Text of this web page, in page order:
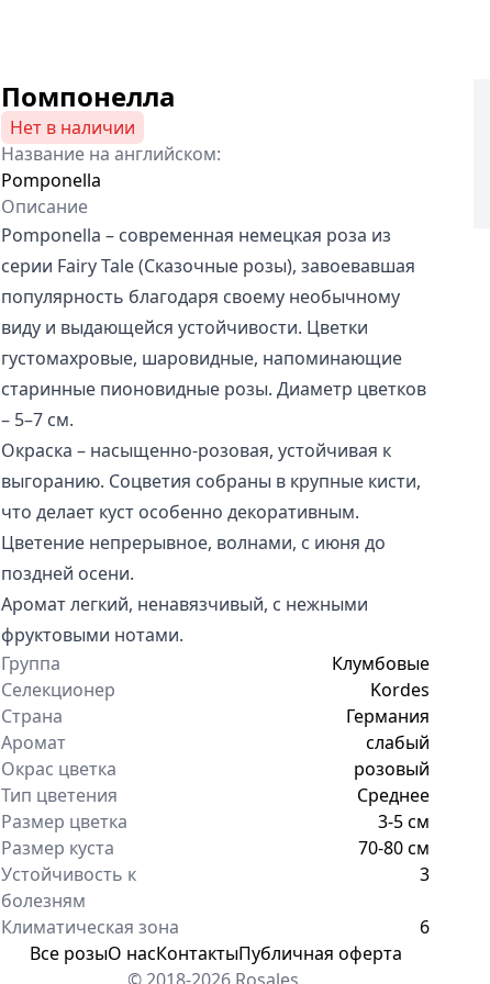
Помпонелла
Нет в наличии
Название на английском:
Pomponella
Описание
Pomponella – современная немецкая роза из
серии Fairy Tale (Сказочные розы), завоевавшая
популярность благодаря своему необычному
виду и выдающейся устойчивости. Цветки
густомахровые, шаровидные, напоминающие
старинные пионовидные розы. Диаметр цветков
– 5–7 см.
Окраска – насыщенно-розовая, устойчивая к
выгоранию. Соцветия собраны в крупные кисти,
что делает куст особенно декоративным.
Цветение непрерывное, волнами, с июня до
поздней осени.
Аромат легкий, ненавязчивый, с нежными
фруктовыми нотами.
Группа
Клумбовые
Селекционер
Kordes
Страна
Германия
Аромат
слабый
Окрас цветка
розовый
Тип цветения
Среднее
Размер цветка
3-5 см
Размер куста
70-80 см
Устойчивость к
болезням
3
Климатическая зона 6
Все розыО насКонтактыПубличная оферта